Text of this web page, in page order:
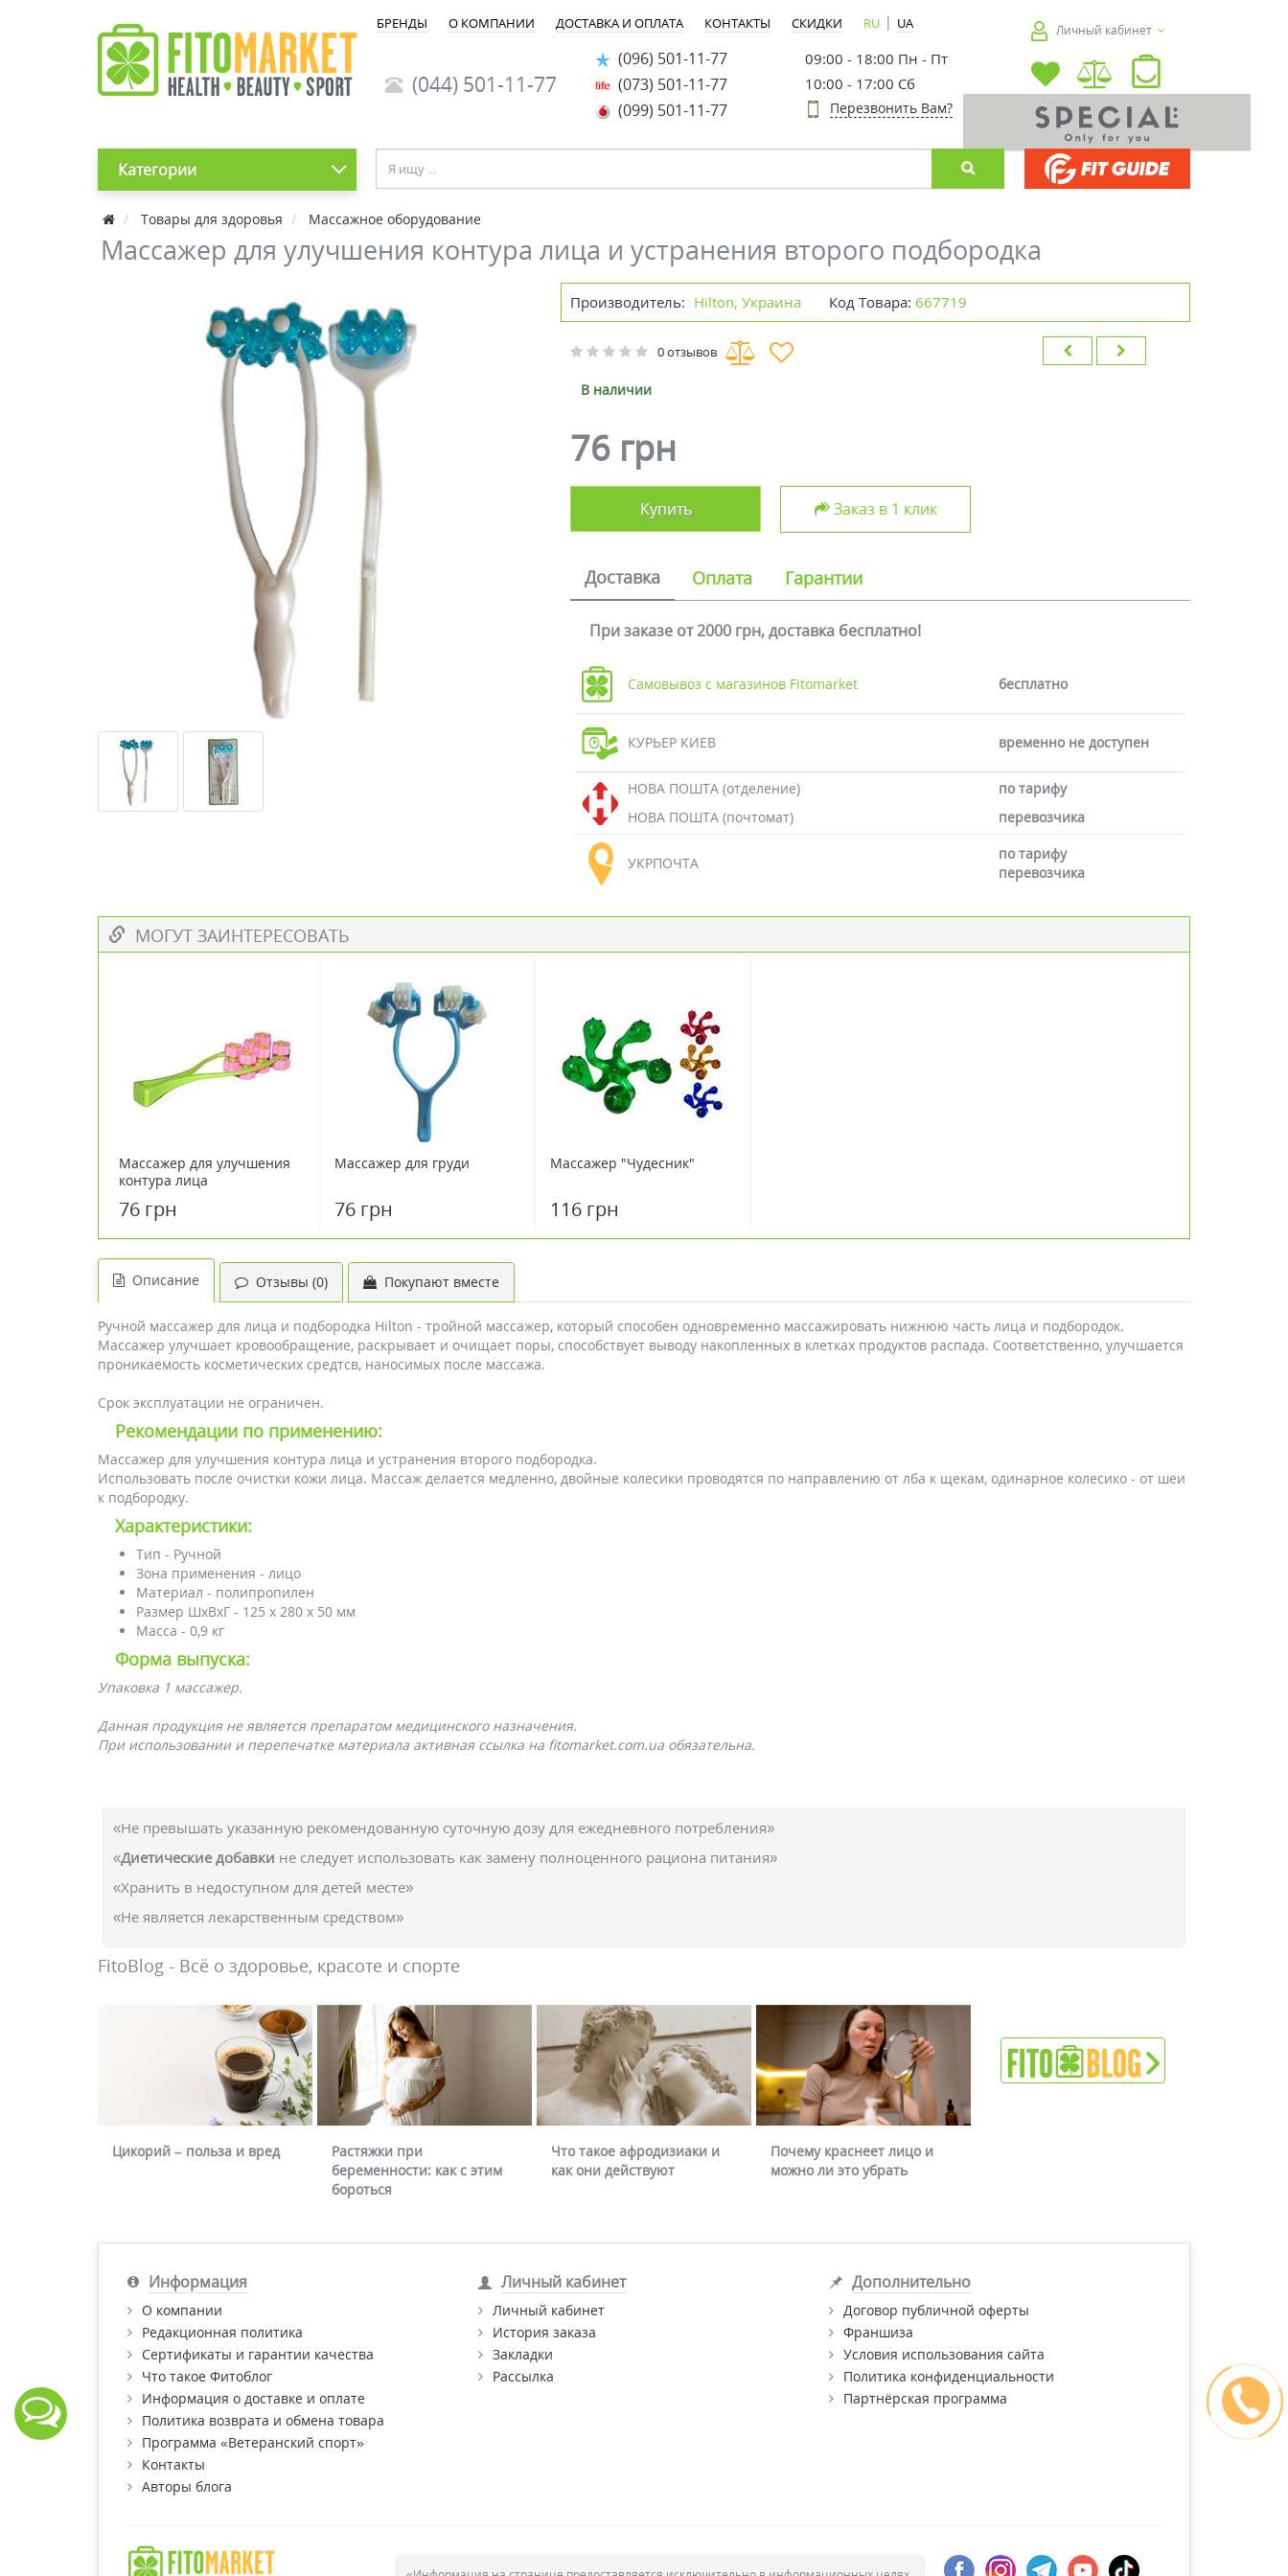
БРЕНДЫ О КОМПАНИИ ДОСТАВКА И ОПЛАТА КОНТАКТЫ СКИДКИ RU | UA
(044) 501-11-77
(096) 501-11-77
(073) 501-11-77
(099) 501-11-77
09:00 - 18:00 Пн - Пт
10:00 - 17:00 Сб
Перезвонить Вам?
Личный кабинет
Категории
Товары для здоровья Массажное оборудование
Массажер для улучшения контура лица и устранения второго подбородка
Производитель: Hilton, Украина Код Товара: 667719
0 отзывов
В наличии
76 грн
Купить Заказ в 1 клик
Доставка Оплата Гарантии
При заказе от 2000 грн, доставка бесплатно!
Самовывоз с магазинов Fitomarket бесплатно
КУРЬЕР КИЕВ временно не доступен
НОВА ПОШТА (отделение)
по тарифу
НОВА ПОШТА (почтомат)
перевозчика
УКРПОЧТА
по тарифу
перевозчика
МОГУТ ЗАИНТЕРЕСОВАТЬ
Массажер для улучшения
контура лица
76 грн
Массажер для груди
76 грн
Массажер "Чудесник"
116 грн
Описание Отзывы (0) Покупают вместе
Ручной массажер для лица и подбородка Hilton - тройной массажер, который способен одновременно массажировать нижнюю часть лица и подбородок.
Массажер улучшает кровообращение, раскрывает и очищает поры, способствует выводу накопленных в клетках продуктов распада. Соответственно, улучшается
проникаемость косметических средтсв, наносимых после массажа.
Срок эксплуатации не ограничен.
Рекомендации по применению:
Массажер для улучшения контура лица и устранения второго подбородка.
Использовать после очистки кожи лица. Массаж делается медленно, двойные колесики проводятся по направлению от лба к щекам, одинарное колесико - от шеи
к подбородку.
Характеристики:
Тип - Ручной
Зона применения - лицо
Материал - полипропилен
Размер ШхВхГ - 125 х 280 х 50 мм
Масса - 0,9 кг
Форма выпуска:
Упаковка 1 массажер.
Данная продукция не является препаратом медицинского назначения.
При использовании и перепечатке материала активная ссылка на fitomarket.com.ua обязательна.
«Не превышать указанную рекомендованную суточную дозу для ежедневного потребления»
«Диетические добавки не следует использовать как замену полноценного рациона питания»
«Хранить в недоступном для детей месте»
«Не является лекарственным средством»
FitoBlog - Всё о здоровье, красоте и спорте
Цикорий – польза и вред
Растяжки при
беременности: как с этим
бороться
Что такое афродизиаки и
как они действуют
Почему краснеет лицо и
можно ли это убрать
Информация
О компании
Редакционная политика
Сертификаты и гарантии качества
Что такое Фитоблог
Информация о доставке и оплате
Политика возврата и обмена товара
Программа «Ветеранский спорт»
Контакты
Авторы блога
Личный кабинет
Личный кабинет
История заказа
Закладки
Рассылка
Дополнительно
Договор публичной оферты
Франшиза
Условия использования сайта
Политика конфиденциальности
Партнёрская программа